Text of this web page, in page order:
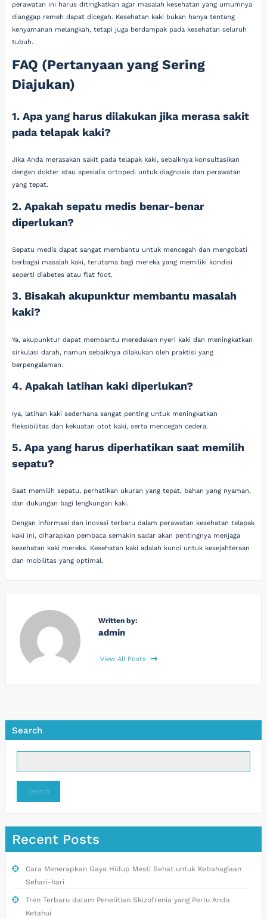
perawatan ini harus ditingkatkan agar masalah kesehatan yang umumnya
dianggap remeh dapat dicegah. Kesehatan kaki bukan hanya tentang
kenyamanan melangkah, tetapi juga berdampak pada kesehatan seluruh
tubuh.
FAQ (Pertanyaan yang Sering
Diajukan)
1. Apa yang harus dilakukan jika merasa sakit
pada telapak kaki?
Jika Anda merasakan sakit pada telapak kaki, sebaiknya konsultasikan
dengan dokter atau spesialis ortopedi untuk diagnosis dan perawatan
yang tepat.
2. Apakah sepatu medis benar-benar
diperlukan?
Sepatu medis dapat sangat membantu untuk mencegah dan mengobati
berbagai masalah kaki, terutama bagi mereka yang memiliki kondisi
seperti diabetes atau flat foot.
3. Bisakah akupunktur membantu masalah
kaki?
Ya, akupunktur dapat membantu meredakan nyeri kaki dan meningkatkan
sirkulasi darah, namun sebaiknya dilakukan oleh praktisi yang
berpengalaman.
4. Apakah latihan kaki diperlukan?
Iya, latihan kaki sederhana sangat penting untuk meningkatkan
fleksibilitas dan kekuatan otot kaki, serta mencegah cedera.
5. Apa yang harus diperhatikan saat memilih
sepatu?
Saat memilih sepatu, perhatikan ukuran yang tepat, bahan yang nyaman,
dan dukungan bagi lengkungan kaki.
Dengan informasi dan inovasi terbaru dalam perawatan kesehatan telapak
kaki ini, diharapkan pembaca semakin sadar akan pentingnya menjaga
kesehatan kaki mereka. Kesehatan kaki adalah kunci untuk kesejahteraan
dan mobilitas yang optimal.
Written by:
admin
View All Posts
Search
Search
Recent Posts
Cara Menerapkan Gaya Hidup Mesti Sehat untuk Kebahagiaan
Sehari-hari
Tren Terbaru dalam Penelitian Skizofrenia yang Perlu Anda
Ketahui